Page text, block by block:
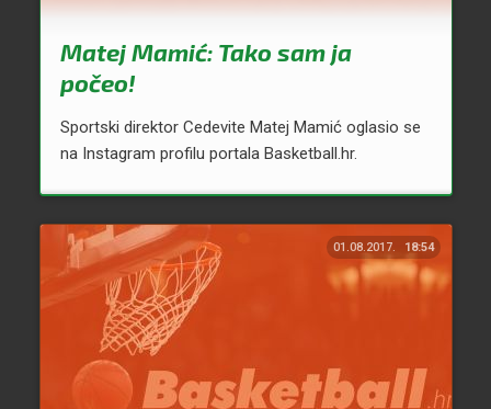
Matej Mamić: Tako sam ja
počeo!
Sportski direktor Cedevite Matej Mamić oglasio se
na Instagram profilu portala Basketball.hr.
01.08.2017. 18:54